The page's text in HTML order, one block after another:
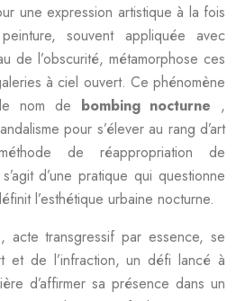
une expression artistique à la fois
souvent appliquée avec
de l’obscurité, métamorphose ces
à ciel ouvert. Ce phénomène
nom de bombing nocturne ,
pour s’élever au rang d’art
de réappropriation de
d’une pratique qui questionne
l’esthétique urbaine nocturne.
, acte transgressif par essence, se
et de l’infraction, un défi lancé à
d’affirmer sa présence dans un